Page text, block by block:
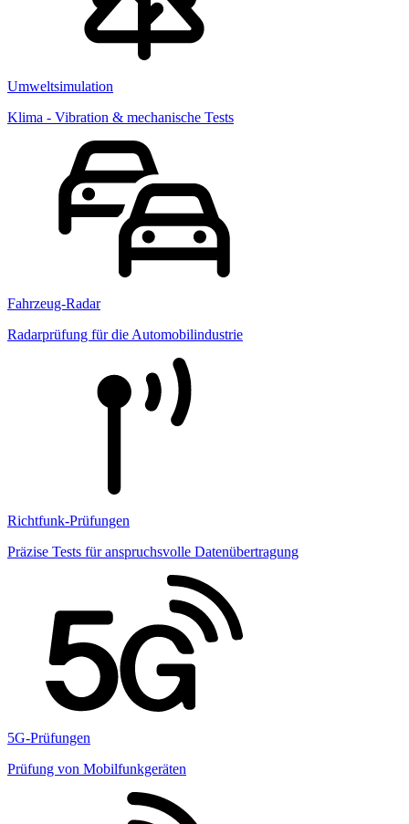
Umweltsimulation
Klima - Vibration & mechanische Tests
Fahrzeug-Radar
Radarprüfung für die Automobilindustrie
Richtfunk-Prüfungen
Präzise Tests für anspruchsvolle Datenübertragung
5G-Prüfungen
Prüfung von Mobilfunkgeräten